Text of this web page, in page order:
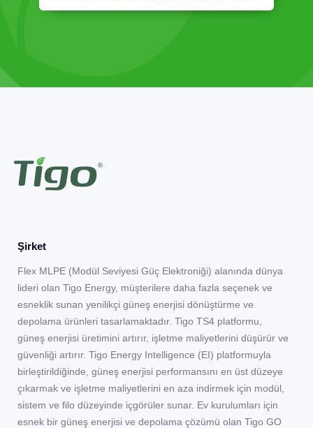
Şirket
Flex MLPE (Modül Seviyesi Güç Elektroniği) alanında dünya
lideri olan Tigo Energy, müşterilere daha fazla seçenek ve
esneklik sunan yenilikçi güneş enerjisi dönüştürme ve
depolama ürünleri tasarlamaktadır. Tigo TS4 platformu,
güneş enerjisi üretimini artırır, işletme maliyetlerini düşürür ve
güvenliği artırır. Tigo Energy Intelligence (EI) platformuyla
birleştirildiğinde, güneş enerjisi performansını en üst düzeye
çıkarmak ve işletme maliyetlerini en aza indirmek için modül,
sistem ve filo düzeyinde içgörüler sunar. Ev kurulumları için
esnek bir güneş enerjisi ve depolama çözümü olan Tigo GO